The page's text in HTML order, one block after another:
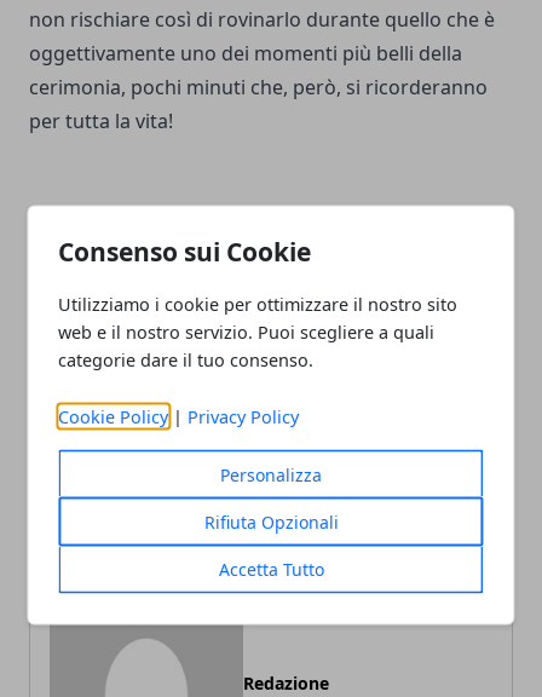
Consenso sui Cookie
Utilizziamo i cookie per ottimizzare il nostro sito
web e il nostro servizio. Puoi scegliere a quali
categorie dare il tuo consenso.
Cookie Policy | Privacy Policy
Personalizza
Rifiuta Opzionali
Accetta Tutto
non rischiare così di rovinarlo durante quello che è
oggettivamente uno dei momenti più belli della
cerimonia, pochi minuti che, però, si ricorderanno
per tutta la vita!
Articolo Precedente
pose grazie al reportage
matrimoniale
Redazione